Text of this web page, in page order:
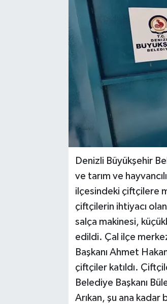
Denizli Büyükşehir
ve tarım ve
ilçesindeki çiftçilere
çiftçilerin ihtiyacı
salça makinesi,
edildi. Çal ilçe
Başkanı Ahmet
çiftçiler katıldı.
Belediye Başkanı
Arıkan, şu ana